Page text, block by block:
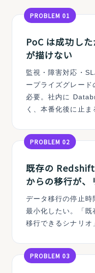
PROBLEM 01
PoC は成功し
が描けない
監視・障害対応・
ープライズグレー
必要。社内に
く、本番化後に止ま
PROBLEM 02
既存の
からの移行が、
データ移行の停止時
最小化したい。「既
移行できるシナリオ
PROBLEM 03